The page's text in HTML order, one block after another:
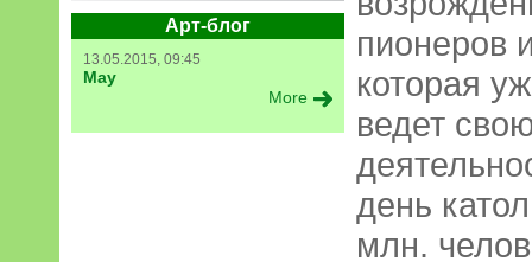
Арт-блог
13.05.2015, 09:45
May
More
пионеров
которая
ведет
день
млн.